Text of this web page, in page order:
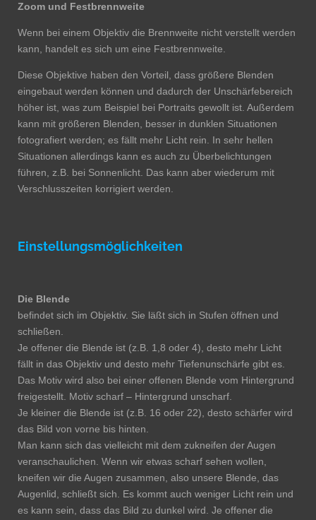
Zoom und Festbrennweite
Wenn bei einem Objektiv die Brennweite nicht verstellt werden
kann, handelt es sich um eine Festbrennweite.
Diese Objektive haben den Vorteil, dass größere Blenden
eingebaut werden können und dadurch der Unschärfebereich
höher ist, was zum Beispiel bei Portraits gewollt ist. Außerdem
kann mit größeren Blenden, besser in dunklen Situationen
fotografiert werden; es fällt mehr Licht rein. In sehr hellen
Situationen allerdings kann es auch zu Überbelichtungen
führen, z.B. bei Sonnenlicht. Das kann aber wiederum mit
Verschlusszeiten korrigiert werden.
Einstellungsmöglichkeiten
Die Blende
befindet sich im Objektiv. Sie läßt sich in Stufen öffnen und
schließen.
Je offener die Blende ist (z.B. 1,8 oder 4), desto mehr Licht
fällt in das Objektiv und desto mehr Tiefenunschärfe gibt es.
Das Motiv wird also bei einer offenen Blende vom Hintergrund
freigestellt. Motiv scharf – Hintergrund unscharf.
Je kleiner die Blende ist (z.B. 16 oder 22), desto schärfer wird
das Bild von vorne bis hinten.
Man kann sich das vielleicht mit dem zukneifen der Augen
veranschaulichen. Wenn wir etwas scharf sehen wollen,
kneifen wir die Augen zusammen, also unsere Blende, das
Augenlid, schließt sich. Es kommt auch weniger Licht rein und
es kann sein, dass das Bild zu dunkel wird. Je offener die